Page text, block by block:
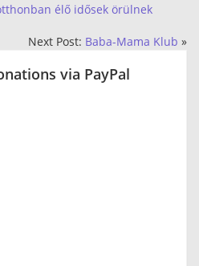
élő idősek örülnek
Next Post: Baba-Mama Klub »
via PayPal